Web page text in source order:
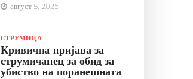
август 5, 2026
СТРУМИЦА
Кривична пријава за
струмичанец за обид за
убиство на поранешната